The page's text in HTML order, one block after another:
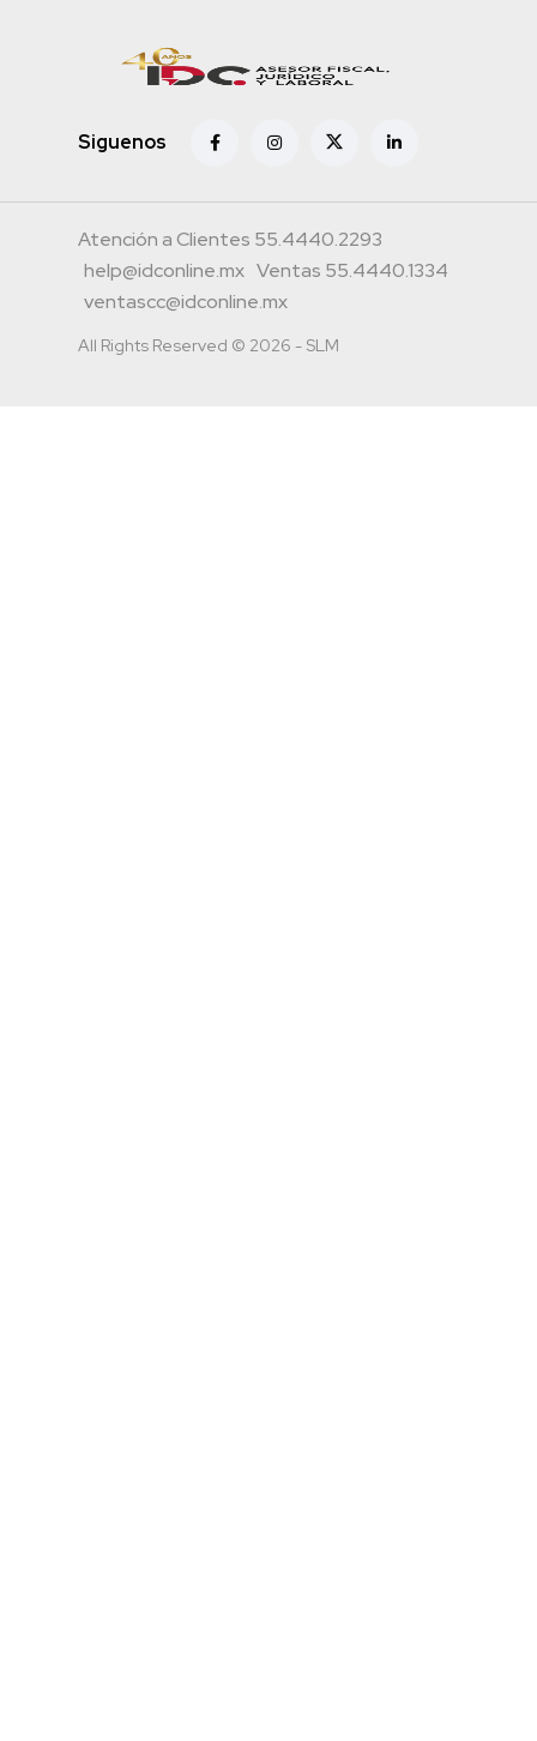
Siguenos
Atención a Clientes 55.4440.2293
help@idconline.mx Ventas 55.4440.1334
ventascc@idconline.mx
All Rights Reserved © 2026 - SLM